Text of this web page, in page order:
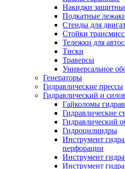
Накидки
Подкатные
Стенды для
Стойки
Тележки для
Тиски
Траверсы
Универсальное
Генераторы
Гидравлические прессы
Гидравлический и
Гайколомы
Гидравлические
Гидравлический
Гидроцилиндры
Инструмент
перфорации
Инструмент
Инструмент